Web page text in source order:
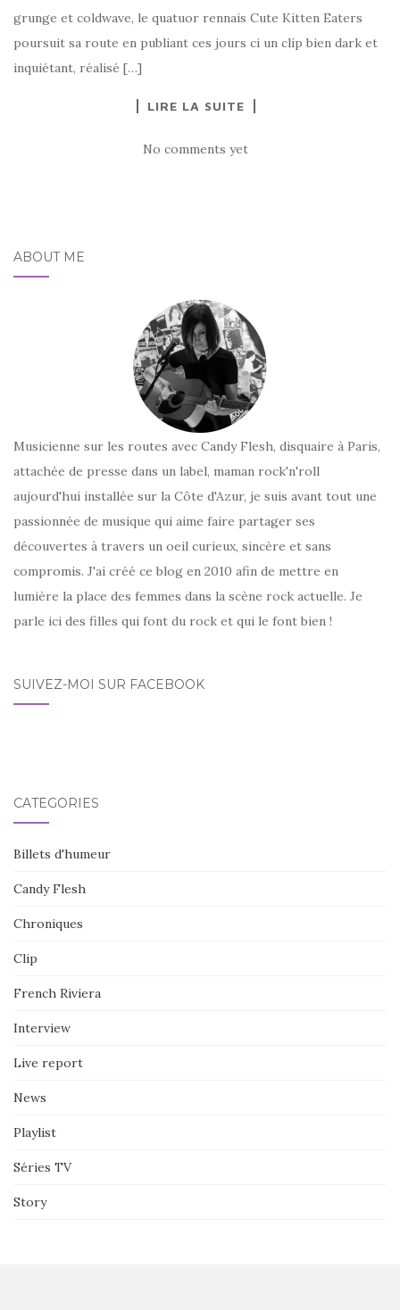
grunge et coldwave, le quatuor rennais Cute Kitten Eaters
poursuit sa route en publiant ces jours ci un clip bien dark et
inquiétant, réalisé […]
LIRE LA SUITE
No comments yet
ABOUT ME
Musicienne sur les routes avec Candy Flesh, disquaire à Paris,
attachée de presse dans un label, maman rock'n'roll
aujourd'hui installée sur la Côte d'Azur, je suis avant tout une
passionnée de musique qui aime faire partager ses
découvertes à travers un oeil curieux, sincère et sans
compromis. J'ai créé ce blog en 2010 afin de mettre en
lumière la place des femmes dans la scène rock actuelle. Je
parle ici des filles qui font du rock et qui le font bien !
SUIVEZ-MOI SUR FACEBOOK
CATÉGORIES
Billets d'humeur
Candy Flesh
Chroniques
Clip
French Riviera
Interview
Live report
News
Playlist
Séries TV
Story